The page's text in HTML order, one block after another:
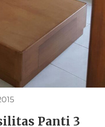
Panti 3